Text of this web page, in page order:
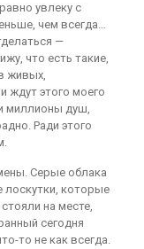
увлеку с
чем всегда…
—
что есть такие,
живых,
ждут этого моего
миллионы душ,
Ради этого
Серые облака
лоскутки, которые
на месте,
сегодня
то не как всегда.